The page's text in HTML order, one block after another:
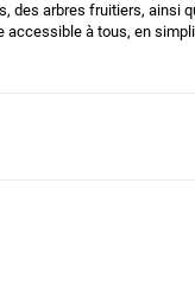
des arbres fruitiers, ainsi
accessible à tous, en